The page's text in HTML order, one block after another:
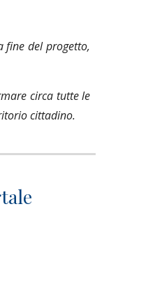
fine del progetto,
circa tutte le
cittadino.